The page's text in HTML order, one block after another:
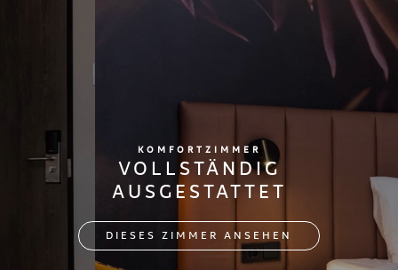
KOMFORTZIMMER
VOLLSTÄNDIG
AUSGESTATTET
DIESES ZIMMER ANSEHEN